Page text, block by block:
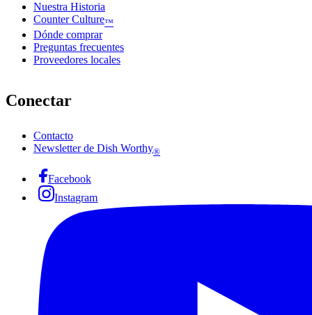
Nuestra Historia
Counter Culture™
Dónde comprar
Preguntas frecuentes
Proveedores locales
Conectar
Contacto
Newsletter de Dish Worthy®
Facebook
Instagram